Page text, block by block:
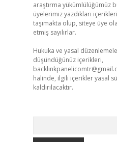
araştırma yükümlülüğümüz
üyelerimiz yazdıkları
taşımakta olup, siteye üye
etmiş sayılırlar.
Hukuka ve yasal
düşündüğünüz içerikleri,
halinde, ilgili içerikler yasal
kaldırılacaktır.